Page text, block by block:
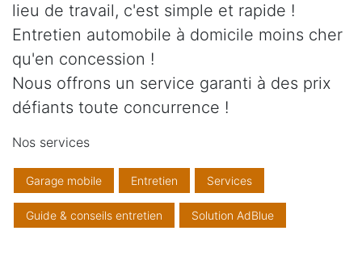
lieu de travail, c'est simple et rapide !
Entretien automobile à domicile moins cher
qu'en concession !
Nous offrons un service garanti à des prix
défiants toute concurrence !
Nos services
Garage mobile Entretien Services
Guide & conseils entretien Solution AdBlue